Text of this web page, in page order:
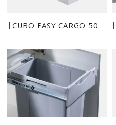
CUBO EASY CARGO 50